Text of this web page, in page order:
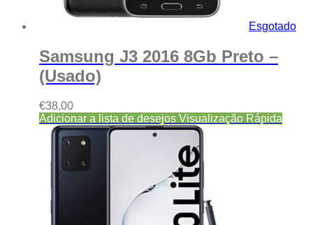
Esgotado
Samsung J3 2016 8Gb Preto –
(Usado)
€38,00
Adicionar a lista de desejos Visualização Rápida